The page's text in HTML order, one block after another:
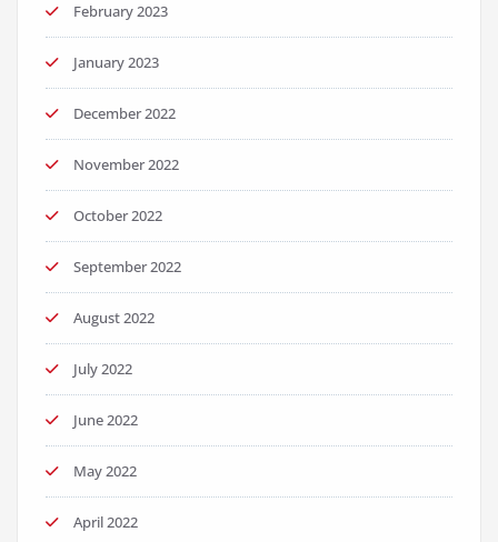
February 2023
January 2023
December 2022
November 2022
October 2022
September 2022
August 2022
July 2022
June 2022
May 2022
April 2022